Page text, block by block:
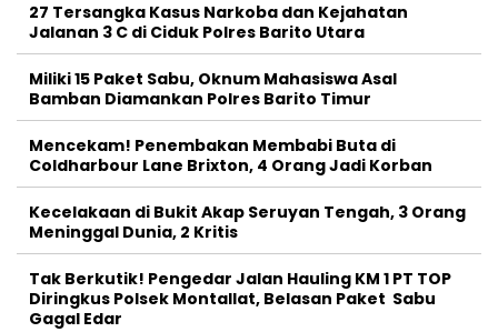
27 Tersangka Kasus Narkoba dan Kejahatan
Jalanan 3 C di Ciduk Polres Barito Utara
Miliki 15 Paket Sabu, Oknum Mahasiswa Asal
Bamban Diamankan Polres Barito Timur
Mencekam! Penembakan Membabi Buta di
Coldharbour Lane Brixton, 4 Orang Jadi Korban
Kecelakaan di Bukit Akap Seruyan Tengah, 3 Orang
Meninggal Dunia, 2 Kritis
Tak Berkutik! Pengedar Jalan Hauling KM 1 PT TOP
Diringkus Polsek Montallat, Belasan Paket Sabu
Gagal Edar